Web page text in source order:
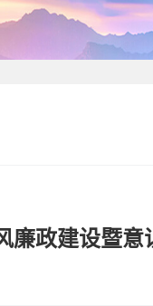
廉政建设暨意